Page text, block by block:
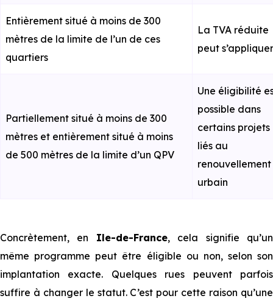
Entièrement situé à moins de 300
mètres de la limite de l’un de ces
quartiers
La TVA réduite
peut s’appliquer
Partiellement situé à moins de 300
mètres et entièrement situé à moins
de 500 mètres de la limite d’un QPV
Une éligibilité
possible dans
certains projets
liés au
renouvellement
urbain
Concrètement, en Ile-de-France, cela signifie qu’un
même programme peut être éligible ou non, selon son
implantation exacte. Quelques rues peuvent parfois
suffire à changer ⁠⁠le statut. C’est pour cette raison qu’une